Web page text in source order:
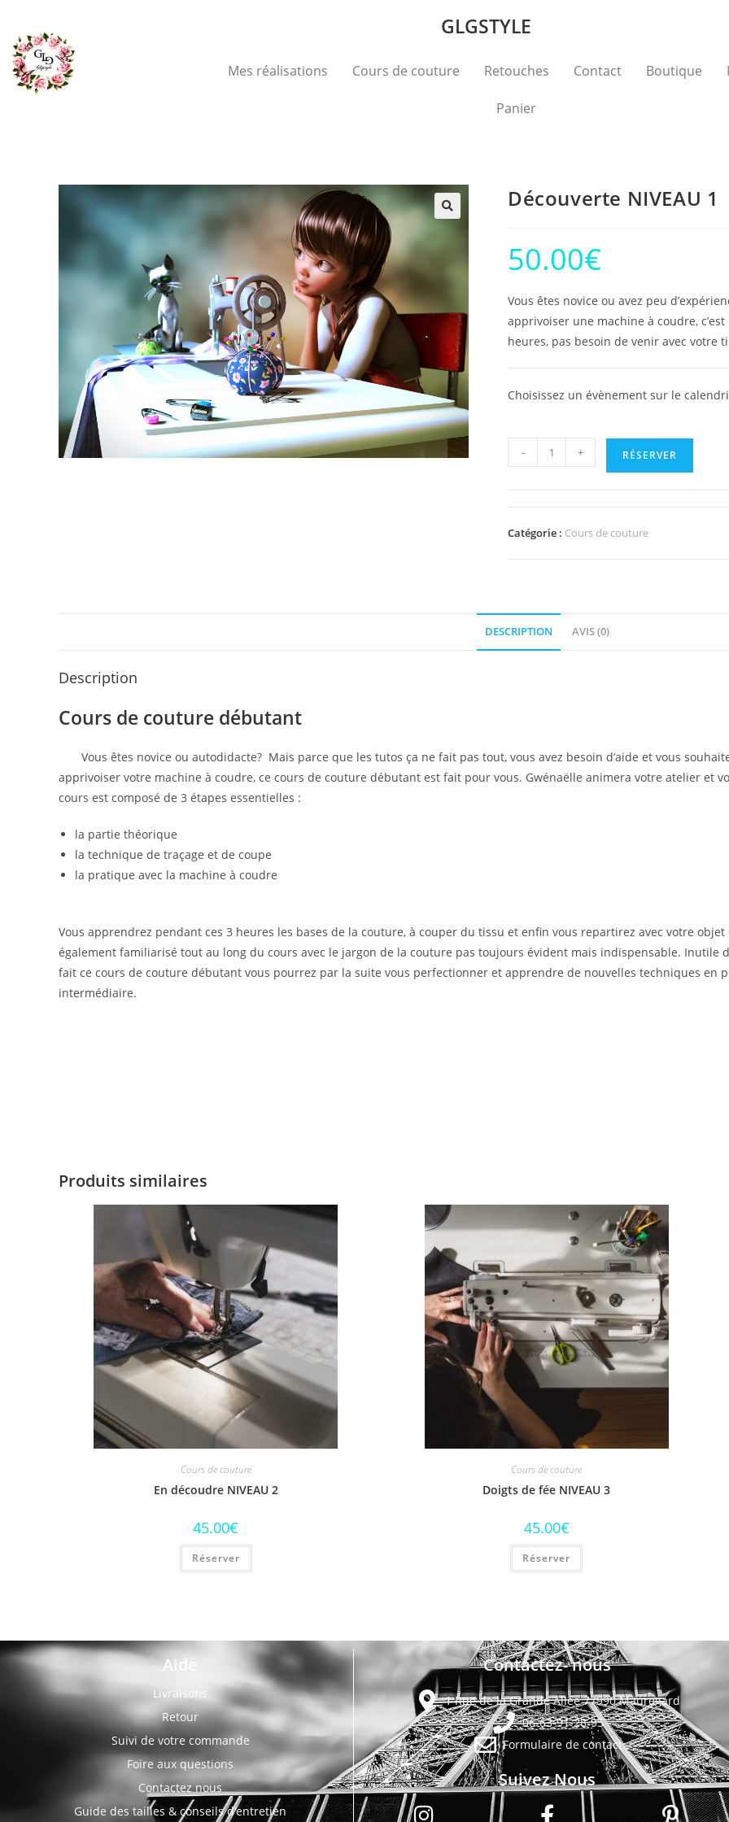
GLGSTYLE
Mes réalisations Cours de couture Retouches Contact Boutique
Panier
Découverte NIVEAU 1
50.00€
Vous êtes novice ou avez peu
apprivoiser une machine à coudre,
heures, pas besoin de venir avec votre
Choisissez un évènement sur le
- + RÉSERVER
Catégorie : Cours de couture
DESCRIPTION AVIS (0)
Description
Cours de couture débutant
Vous êtes novice ou autodidacte? Mais parce que les tutos ça ne fait pas tout, vous avez besoin d’aide et vous
apprivoiser votre machine à coudre, ce cours de couture débutant est fait pour vous. Gwénaëlle animera votre atelier et
cours est composé de 3 étapes essentielles :
la partie théorique
la technique de traçage et de coupe
la pratique avec la machine à coudre
Vous apprendrez pendant ces 3 heures les bases de la couture, à couper du tissu et enfin vous repartirez avec votre
également familiarisé tout au long du cours avec le jargon de la couture pas toujours évident mais indispensable. Inutile
fait ce cours de couture débutant vous pourrez par la suite vous perfectionner et apprendre de nouvelles techniques en
intermédiaire.
Produits similaires
Cours de couture
En découdre NIVEAU 2
45.00€
Réserver
Cours de couture
Doigts de fée NIVEAU 3
45.00€
Réserver
Aide
Livraisons
Retour
Suivi de votre commande
Foire aux questions
Contactez nous
Guide des tailles & conseils d’entretien
Contactez- nous
1 Rue de la Grande Allée 77990 Mauregard
06-63-91-28-95
Formulaire de contact
Suivez Nous